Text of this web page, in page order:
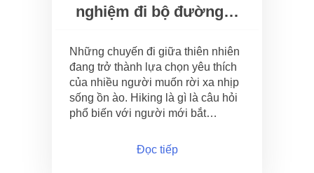
nghiệm đi bộ đường…
Những chuyến đi giữa thiên nhiên
đang trở thành lựa chọn yêu thích
của nhiều người muốn rời xa nhịp
sống ồn ào. Hiking là gì là câu hỏi
phổ biến với người mới bắt…
Đọc tiếp